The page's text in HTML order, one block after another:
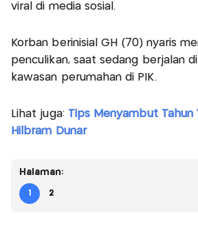
viral di media sosial.
Korban berinisial GH (70) nyaris
penculikan, saat sedang berjalan
kawasan perumahan di PIK.
Lihat juga: Tips Menyambut Tahun
Hilbram Dunar
Halaman:
1 2